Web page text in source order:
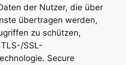
der Nutzer, die über
übertragen werden,
zu schützen,
SSL-
Secure